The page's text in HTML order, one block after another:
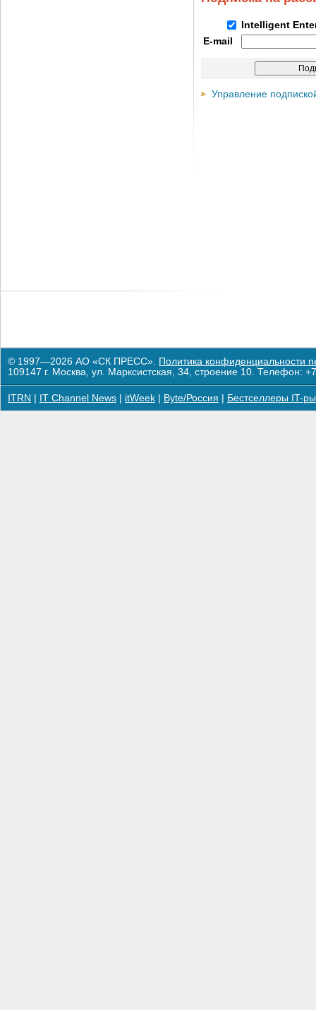
Intelligent
E-mail
Управление
© 1997—2026 АО «СК ПРЕСС». Политика конфиденциальности
109147 г. Москва, ул. Марксистская, 34, строение 10. Телефон:
ITRN IT Channel News itWeek Byte/Россия Бестселлеры IT-